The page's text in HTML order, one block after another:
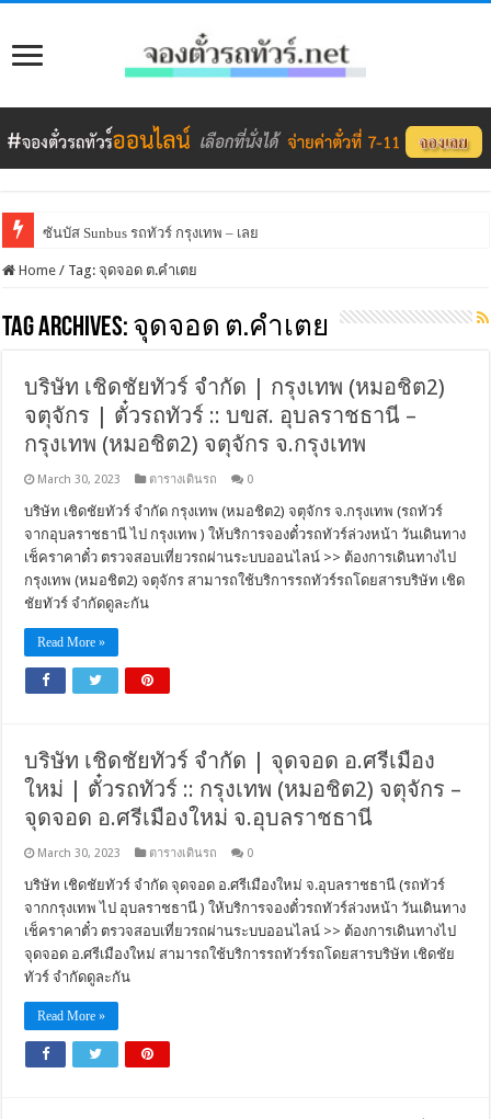
ซันบัส Sunbus รถทัวร์ กรุงเทพ – เลย
Home / Tag:จุดจอด ต.คำเตย
Tag Archives: จุดจอด ต.คำเตย
บริษัท เชิดชัยทัวร์ จำกัด | กรุงเทพ (หมอชิต2)
จตุจักร | ตั๋วรถทัวร์ :: บขส. อุบลราชธานี –
กรุงเทพ (หมอชิต2) จตุจักร จ.กรุงเทพ
March 30, 2023 ตารางเดินรถ 0
บริษัท เชิดชัยทัวร์ จำกัด กรุงเทพ (หมอชิต2) จตุจักร จ.กรุงเทพ (รถทัวร์
จากอุบลราชธานี ไป กรุงเทพ ) ให้บริการจองตั๋วรถทัวร์ล่วงหน้า วันเดินทาง
เช็คราคาตั๋ว ตรวจสอบเที่ยวรถผ่านระบบออนไลน์ >> ต้องการเดินทางไป
กรุงเทพ (หมอชิต2) จตุจักร สามารถใช้บริการรถทัวร์รถโดยสารบริษัท เชิด
ชัยทัวร์ จำกัดดูละกัน
Read More »
บริษัท เชิดชัยทัวร์ จำกัด | จุดจอด อ.ศรีเมือง
ใหม่ | ตั๋วรถทัวร์ :: กรุงเทพ (หมอชิต2) จตุจักร –
จุดจอด อ.ศรีเมืองใหม่ จ.อุบลราชธานี
March 30, 2023 ตารางเดินรถ 0
บริษัท เชิดชัยทัวร์ จำกัด จุดจอด อ.ศรีเมืองใหม่ จ.อุบลราชธานี (รถทัวร์
จากกรุงเทพ ไป อุบลราชธานี ) ให้บริการจองตั๋วรถทัวร์ล่วงหน้า วันเดินทาง
เช็คราคาตั๋ว ตรวจสอบเที่ยวรถผ่านระบบออนไลน์ >> ต้องการเดินทางไป
จุดจอด อ.ศรีเมืองใหม่ สามารถใช้บริการรถทัวร์รถโดยสารบริษัท เชิดชัย
ทัวร์ จำกัดดูละกัน
Read More »